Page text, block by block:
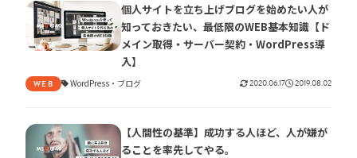
個人サイトを立ち上げブログを始めたい人が
知っておきたい、最低限のWEB基本知識【ド
メイン取得・サーバー契約・WordPress導
入】
WEB WordPress ブログ 2020.06.17 2019.08.02
【人間性の基準】成功する人ほど、人が嫌が
ることを率先してやる。